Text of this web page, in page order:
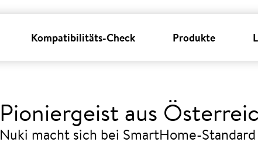
Kompatibilitäts-Check Produkte
Pioniergeist aus
Nuki macht sich bei SmartHome-